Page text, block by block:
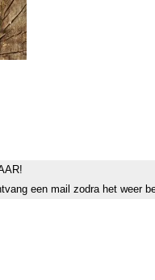
een mail zodra het weer